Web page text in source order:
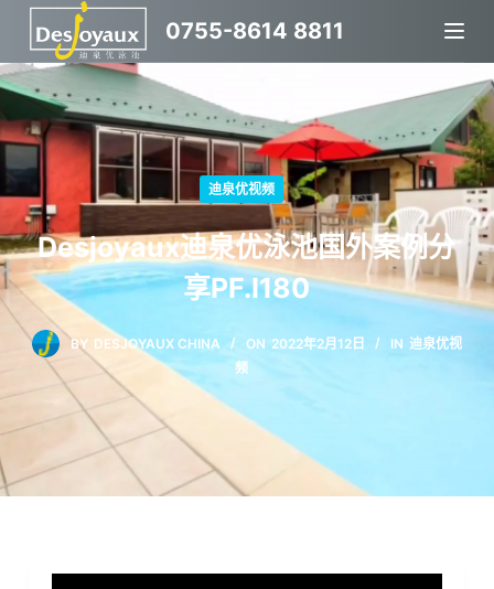
跳
过
内
容
0755-8614 8811
迪泉优视频
Desjoyaux迪泉优泳池国外案例分
享PF.I180
BY DESJOYAUX CHINA ON 2022年2月12日 IN 迪泉优视
频